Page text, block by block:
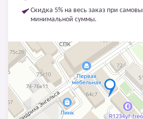
Скидка 5% на весь заказ при
минимальной суммы.